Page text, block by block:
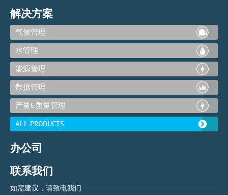
解决方案
气候管理
水管理
能源管理
数据管理
产量&质量管理
ALL PRODUCTS
办公司
联系我们
如需建议，请致电我们